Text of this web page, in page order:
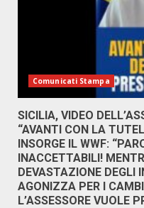
Comunicati Stampa
SICILIA, VIDEO
“AVANTI CON LA
INSORGE IL WWF:
INACCETTABILI!
DEVASTAZIONE DEGLI
AGONIZZA PER I
L’ASSESSORE VUOLE